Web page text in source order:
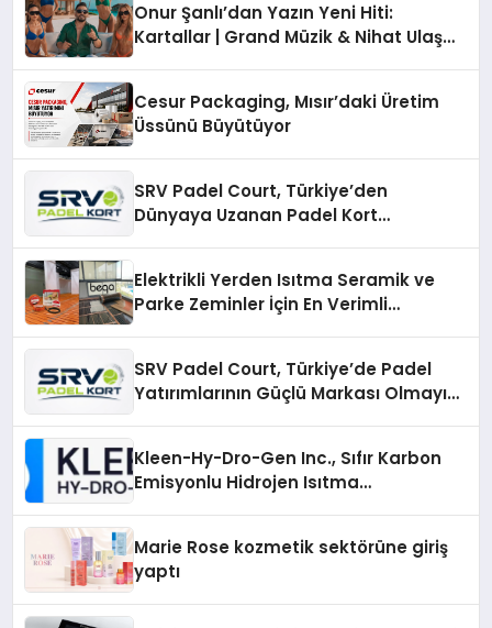
Onur Şanlı’dan Yazın Yeni Hiti:
Kartallar | Grand Müzik & Nihat Ulaş
Cesur Packaging, Mısır’daki Üretim
Üssünü Büyütüyor
SRV Padel Court, Türkiye’den
Dünyaya Uzanan Padel Kort
Elektrikli Yerden Isıtma Seramik ve
Parke Zeminler İçin En Verimli
SRV Padel Court, Türkiye’de Padel
Yatırımlarının Güçlü Markası Olmayı
Kleen-Hy-Dro-Gen Inc., Sıfır Karbon
Emisyonlu Hidrojen Isıtma
Marie Rose kozmetik sektörüne giriş
yaptı